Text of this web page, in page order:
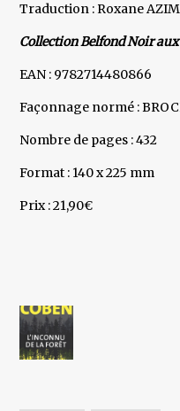
Traduction : Roxane
Collection Belfond Noir
EAN : 9782714480866
Façonnage normé :
Nombre de pages : 432
Format : 140 x 225 mm
Prix : 21,90€